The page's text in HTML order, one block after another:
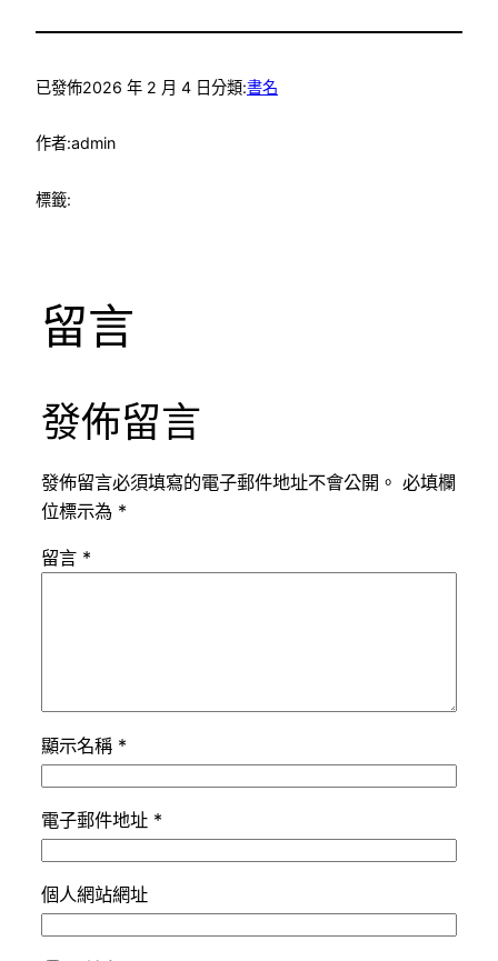
已發佈2026 年 2 月 4 日分類:書名
作者:admin
標籤:
留言
發佈留言
發佈留言必須填寫的電子郵件地址不會公開。 必填欄
位標示為 *
留言 *
顯示名稱 *
電子郵件地址 *
個人網站網址